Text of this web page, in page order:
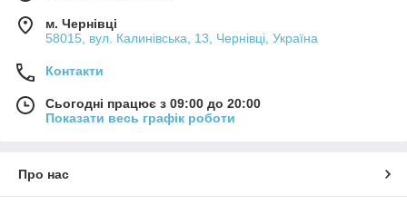
м. Чернівці
58015, вул. Калинівська, 13, Чернівці, Україна
Контакти
Сьогодні працює з 09:00 до 20:00
Показати весь графік роботи
Про нас